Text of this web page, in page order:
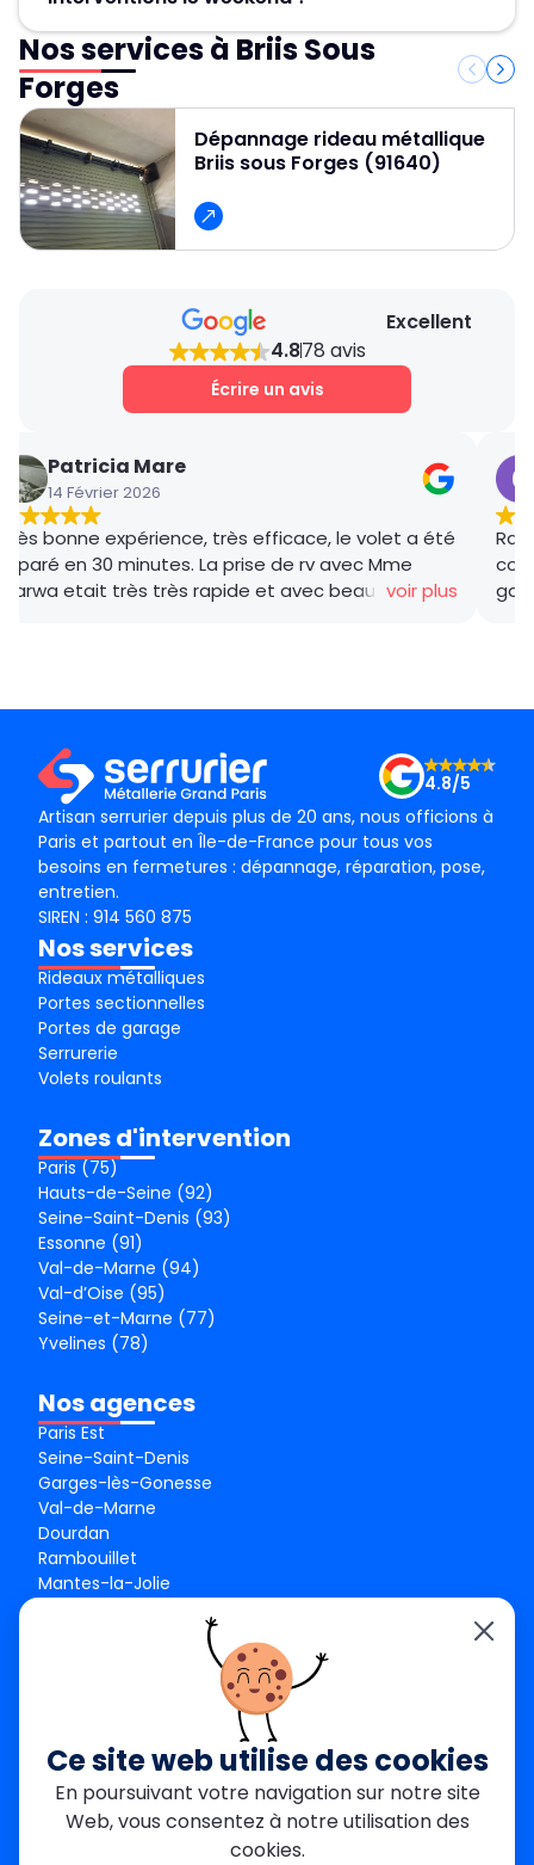
toute intervention. Pas de frais cachés –
appelez-nous au 01 84 24 42 80 !
Absolument ! MGParis intervient 24h/24 et
7j/7 à Briis-sous-Forges. Un appel au 01 84 24
42 80, et notre équipe est sur place en 30
minutes, même le dimanche !
Nos services à Briis Sous
Forges
Dépannage rideau métallique
Briis sous Forges (91640)
Excellent
4.878 avis
Écrire un avis
Patricia Mare
14 Février 2026
Très bonne expérience, très efficace, le volet a été
réparé en 30 minutes. La prise de rv avec Mme
Marwa etait très très rapide et avec beaucoup de
voir plus
Artisan serrurier depuis plus de 20 ans, nous officions à
Paris et partout en Île-de-France pour tous vos
besoins en fermetures : dépannage, réparation, pose,
entretien.
4.8/5
SIREN : 914 560 875
Nos services
Rideaux métalliques
Portes sectionnelles
Portes de garage
Serrurerie
Volets roulants
Zones d'intervention
Paris (75)
Hauts-de-Seine (92)
Seine-Saint-Denis (93)
Essonne (91)
Val-de-Marne (94)
Val-d’Oise (95)
Seine-et-Marne (77)
Yvelines (78)
Nos agences
Paris Est
Seine-Saint-Denis
Garges-lès-Gonesse
Val-de-Marne
Dourdan
Rambouillet
Mantes-la-Jolie
contact@metallerie-grand-paris.com
46 bis Av. du Maine, 75015 Paris
Mentions légales
Ce site web utilise des cookies
En poursuivant votre navigation sur notre site
Web, vous consentez à notre utilisation des
cookies.